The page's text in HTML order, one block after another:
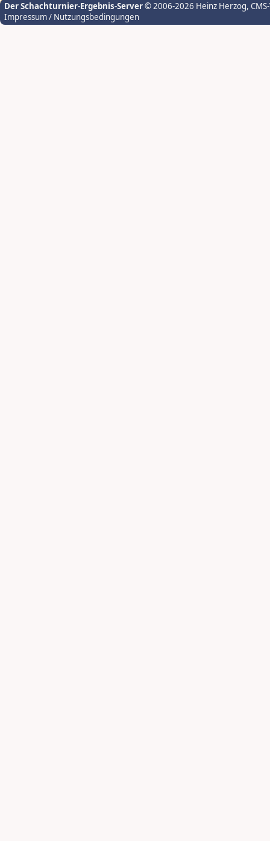
Der Schachturnier-Ergebnis-Server© 2006-2026 Heinz Herzog,
Impressum / Nutzungsbedingungen